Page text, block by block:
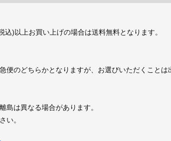
)以上お買い上げの場合は送料無料となります。
便のどちらかとなりますが、お選びいただくことは
島は異なる場合があります。
い。